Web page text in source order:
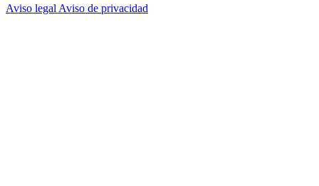
Aviso legal Aviso de privacidad